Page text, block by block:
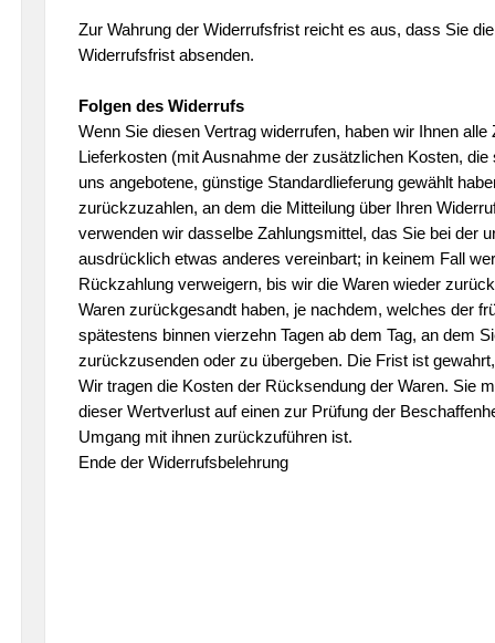
Zur Wahrung der Widerrufsfrist reicht es aus, dass Sie
Widerrufsfrist absenden.
Folgen des Widerrufs
Wenn Sie diesen Vertrag widerrufen, haben wir Ihnen
Lieferkosten (mit Ausnahme der zusätzlichen Kosten,
uns angebotene, günstige Standardlieferung gewählt
zurückzuzahlen, an dem die Mitteilung über Ihren
verwenden wir dasselbe Zahlungsmittel, das Sie bei der
ausdrücklich etwas anderes vereinbart; in keinem Fall
Rückzahlung verweigern, bis wir die Waren wieder
Waren zurückgesandt haben, je nachdem, welches der
spätestens binnen vierzehn Tagen ab dem Tag, an dem
zurückzusenden oder zu übergeben. Die Frist ist
Wir tragen die Kosten der Rücksendung der Waren. Sie
dieser Wertverlust auf einen zur Prüfung der
Umgang mit ihnen zurückzuführen ist.
Ende der Widerrufsbelehrung